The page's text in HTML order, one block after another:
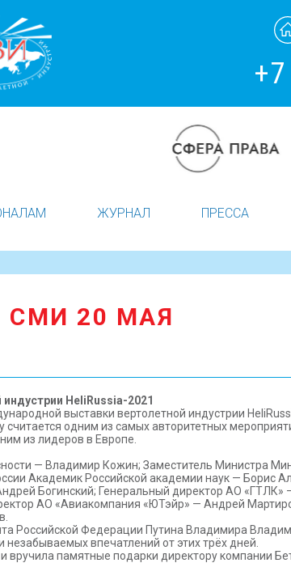
ЖУРНАЛ ПРЕССА
20 МАЯ
HeliRussia-2021
выставки вертолетной индустрии
одним из самых авторитетных
из лидеров в Европе.
— Владимир Кожин; Заместитель Министра
Академик Российской академии наук — Борис
Богинский; Генеральный директор АО «ГТЛК»
АО «Авиакомпания «ЮТэйр» — Андрей
Российской Федерации Путина Владимира
впечатлений от этих трёх дней.
памятные подарки директору компании